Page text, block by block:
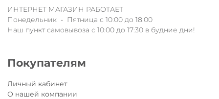
ИНТЕРНЕТ МАГАЗИН РАБОТАЕТ
Понедельник - Пятница с 10:00 до 18:00
Наш пункт самовывоза с 10:00 до 17:30 в будние дни!
Покупателям
Личный кабинет
О нашей компании